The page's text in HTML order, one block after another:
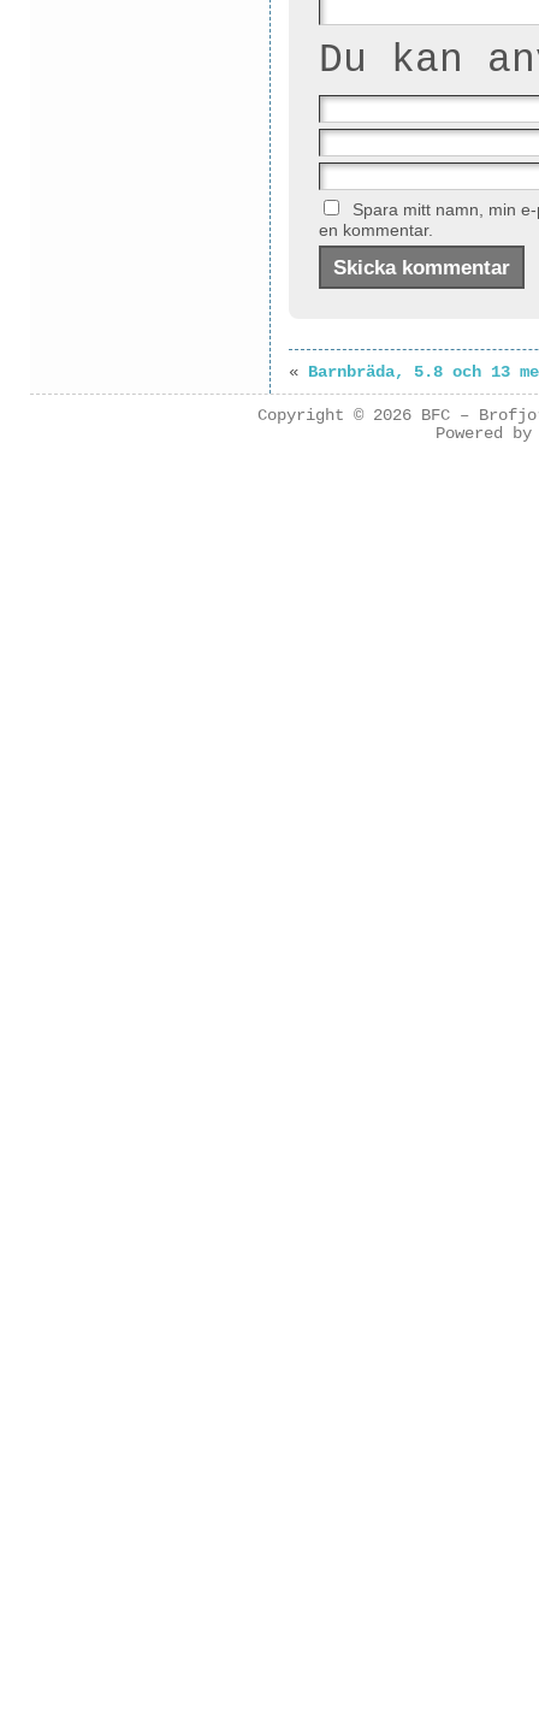
Du kan
Spara mitt namn, min
en kommentar.
« Barnbräda, 5.8 och 13
Copyright © 2026 BFC –
Powered